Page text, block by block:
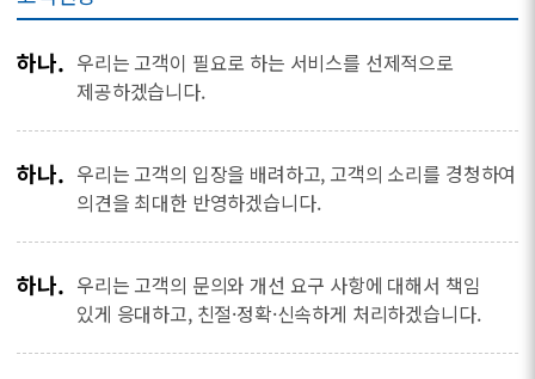
하나. 우리는 고객이 필요로 하는 서비스를 선제적으로
제공하겠습니다.
하나. 우리는 고객의 입장을 배려하고, 고객의 소리를 경청하여
의견을 최대한 반영하겠습니다.
하나. 우리는 고객의 문의와 개선 요구 사항에 대해서 책임
있게 응대하고, 친절·정확·신속하게 처리하겠습니다.